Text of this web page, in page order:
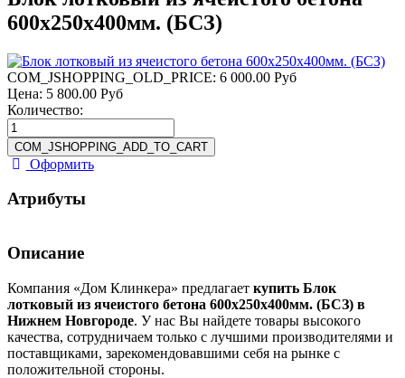
600х250х400мм. (БСЗ)
COM_JSHOPPING_OLD_PRICE: 6 000.00 Руб
Цена: 5 800.00 Руб
Количество:
Оформить
Атрибуты
Описание
Компания «Дом Клинкера» предлагает купить Блок
лотковый из ячеистого бетона 600х250х400мм. (БСЗ) в
Нижнем Новгороде. У нас Вы найдете товары высокого
качества, сотрудничаем только с лучшими производителями и
поставщиками, зарекомендовавшими себя на рынке с
положительной стороны.